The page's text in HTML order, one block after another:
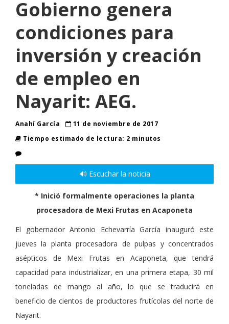
Gobierno genera
condiciones para
inversión y creación
de empleo en
Nayarit: AEG.
Anahí García
11 de noviembre de 2017
Tiempo estimado de lectura: 2 minutos
🔊 Escuchar la noticia
* Inició formalmente operaciones la planta
procesadora de Mexi Frutas en Acaponeta
El gobernador Antonio Echevarría García inauguró este
jueves la planta procesadora de pulpas y concentrados
asépticos de Mexi Frutas en Acaponeta, que tendrá
capacidad para industrializar, en una primera etapa, 30 mil
toneladas de mango al año, lo que se traducirá en
beneficio de cientos de productores frutícolas del norte de
Nayarit.